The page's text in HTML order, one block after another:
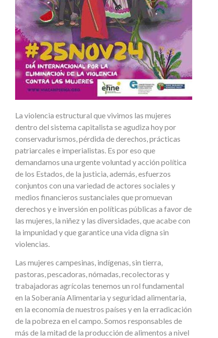
La violencia estructural que vivimos las mujeres
dentro del sistema capitalista se agudiza hoy por
conservadurismos, pérdida de derechos, prácticas
patriarcales e imperialistas. Es por eso que
demandamos una urgente voluntad y acción política
de los Estados, de la justicia, además, esfuerzos
conjuntos con una variedad de actores sociales y
medios financieros sustanciales que promuevan
derechos y e inversión en políticas públicas a favor de
las mujeres, la niñez y las diversidades, que acabe con
la impunidad y que garantice una vida digna sin
violencias.
Las mujeres campesinas, indígenas, sin tierra,
pastoras, pescadoras, nómadas, recolectoras y
trabajadoras agrícolas tenemos un rol fundamental
en la Soberanía Alimentaria y seguridad alimentaria,
en la economía de nuestros países y en la erradicación
de la pobreza en el campo. Somos responsables de
más de la mitad de la producción de alimentos a nivel